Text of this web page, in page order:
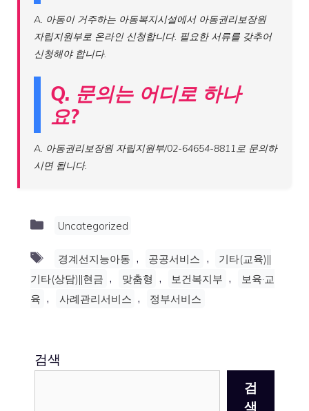
A. 아동이 거주하는 아동복지시설에서 아동권리보장원
자립지원부로 온라인 신청합니다. 필요한 서류를 갖추어
신청해야 합니다.
Q. 문의는 어디로 하나
요?
A. 아동권리보장원 자립지원부/02-64654-8811로 문의하
시면 됩니다.
Categories
Uncategorized
Tags
경계선지능아동 , 공공서비스 ,
기타(교육)||
기타(상담)||현금 , 맞춤형 , 보건복지부 ,
보육·교
육 , 사례관리서비스 , 정부서비스
검색
검
색